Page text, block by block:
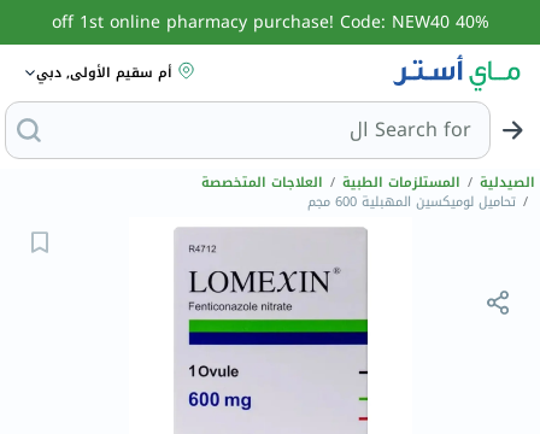
40% off 1st online pharmacy purchase! Code: NEW40
أم سقيم الأولى, دبي
Search for البحث عن مزيل عرق
الصيدلية / المستلزمات الطبية / العلاجات المتخصصة
/ تحاميل لوميكسين المهبلية 600 مجم